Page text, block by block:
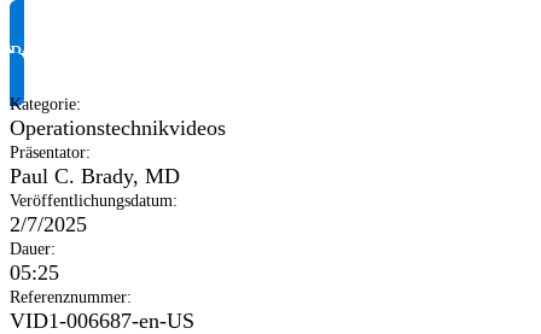
Produktinformationen anfragen
Kategorie:
Operationstechnikvideos
Präsentator:
Paul C. Brady, MD
Veröffentlichungsdatum:
2/7/2025
Dauer:
05:25
Referenznummer:
VID1-006687-en-US